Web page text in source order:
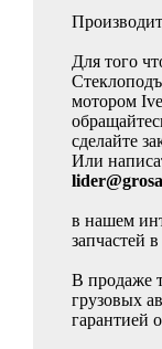
Для того
мотором
сделайте
Или
в нашем
запчастей
В продаже
грузовых
гарантией